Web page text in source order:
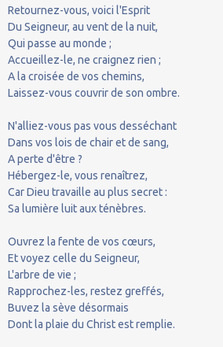
Retournez-vous, voici l'Esprit
Du Seigneur, au vent de la nuit,
Qui passe au monde ;
Accueillez-le, ne craignez rien ;
A la croisée de vos chemins,
Laissez-vous couvrir de son ombre.
N'alliez-vous pas vous desséchant
Dans vos lois de chair et de sang,
A perte d'être ?
Hébergez-le, vous renaîtrez,
Car Dieu travaille au plus secret :
Sa lumière luit aux ténèbres.
Ouvrez la fente de vos cœurs,
Et voyez celle du Seigneur,
L'arbre de vie ;
Rapprochez-les, restez greffés,
Buvez la sève désormais
Dont la plaie du Christ est remplie.